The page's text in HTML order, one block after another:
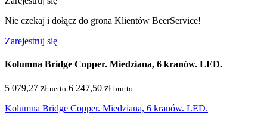
Nie czekaj i dołącz do grona Klientów BeerService!
Zarejestruj się
Kolumna Bridge Copper. Miedziana, 6 kranów. LED.
5 079,27 zł netto 6 247,50 zł brutto
Kolumna Bridge Copper. Miedziana, 6 kranów. LED.